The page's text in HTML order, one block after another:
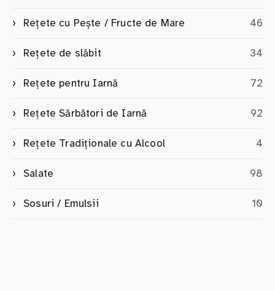
Rețete cu Pește / Fructe de Mare 46
Rețete de slăbit 34
Rețete pentru Iarnă 72
Rețete Sărbători de Iarnă 92
Rețete Tradiționale cu Alcool 4
Salate 98
Sosuri / Emulsii 10